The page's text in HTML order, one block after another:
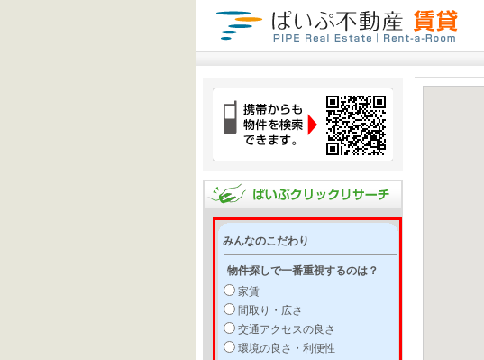
みんなのこだわり
物件探しで一番重視するのは？
家賃
間取り・広さ
交通アクセスの良さ
環境の良さ・利便性